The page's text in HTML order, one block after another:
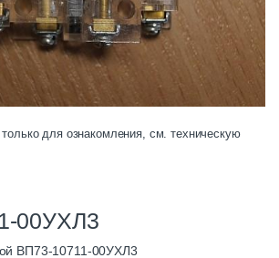
для ознакомления, см. техническую
00УХЛ3
ВП73-10711-00УХЛ3